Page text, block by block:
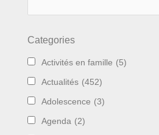
Categories
Activités en famille (5)
Actualités (452)
Adolescence (3)
Agenda (2)